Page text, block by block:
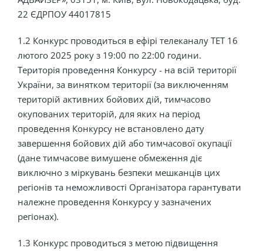
22 ЄДРПОУ 44017815
1.2 Конкурс проводиться в ефірі телеканалу ТЕТ 16
лютого 2025 року з 19:00 по 22:00 години.
Територія проведення Конкурсу - на всій території
України, за винятком території (за виключенням
територій активних бойових дій, тимчасово
окупованих територій, для яких на період
проведення Конкурсу не встановлено дату
завершення бойових дій або тимчасової окупації
(дане тимчасове вимушене обмеження діє
виключно з міркувань безпеки мешканців цих
регіонів та неможливості Організатора гарантувати
належне проведення Конкурсу у зазначених
регіонах).
1.3 Конкурс проводиться з метою підвищення